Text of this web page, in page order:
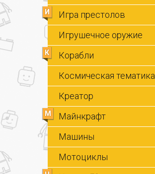
И
Игра престолов
Игрушечное оружие
К
Корабли
Космическая тематика
Креатор
М
Майнкрафт
Машины
Мотоциклы